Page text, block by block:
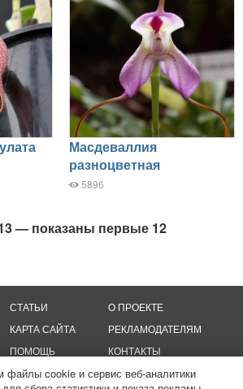
Масдеваллия
разноцветная
5896
— показаны первые 12
СТАТЬИ
КАРТА САЙТА
ПОМОЩЬ
О ПРОЕКТЕ
РЕКЛАМОДАТЕЛЯМ
КОНТАКТЫ
файлы cookie и сервис веб-аналитики